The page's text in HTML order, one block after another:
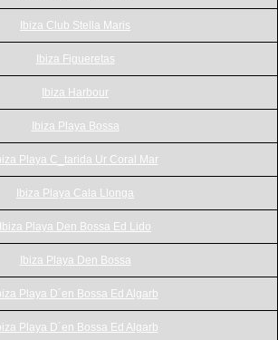
Ibiza Club Stella Maris
Ibiza Figueretas
Ibiza Harbour
Ibiza Playa Bossa
Playa C_tarida Ur Coral Mar
Ibiza Playa Cala Llonga
Ibiza Playa Den Bossa Ed Lido
Ibiza Playa Den Bossa
Playa D´en Bossa Ed Algarb
Playa D´en Bossa Ed Algarb